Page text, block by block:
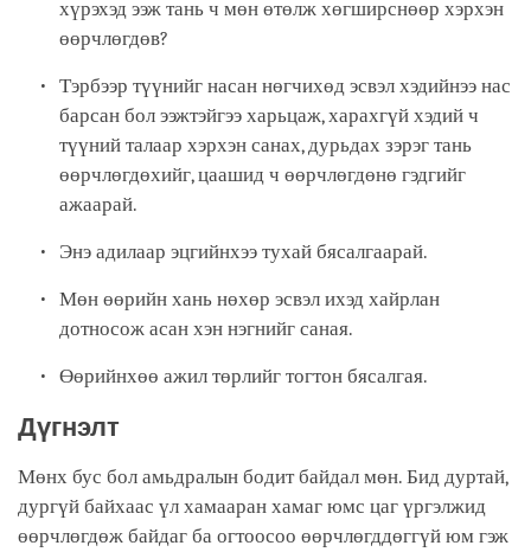
хүрэхэд ээж тань ч мөн өтөлж хөгширснөөр хэрхэн
өөрчлөгдөв?
Тэрбээр түүнийг насан нөгчихөд эсвэл хэдийнээ нас
барсан бол ээжтэйгээ харьцаж, харахгүй хэдий ч
түүний талаар хэрхэн санах, дурьдах зэрэг тань
өөрчлөгдөхийг, цаашид ч өөрчлөгдөнө гэдгийг
ажаарай.
Энэ адилаар эцгийнхээ тухай бясалгаарай.
Мөн өөрийн хань нөхөр эсвэл ихэд хайрлан
дотносож асан хэн нэгнийг саная.
Өөрийнхөө ажил төрлийг тогтон бясалгая.
Дүгнэлт
Мөнх бус бол амьдралын бодит байдал мөн. Бид дуртай,
дургүй байхаас үл хамааран хамаг юмс цаг үргэлжид
өөрчлөгдөж байдаг ба огтоосоо өөрчлөгддөггүй юм гэж